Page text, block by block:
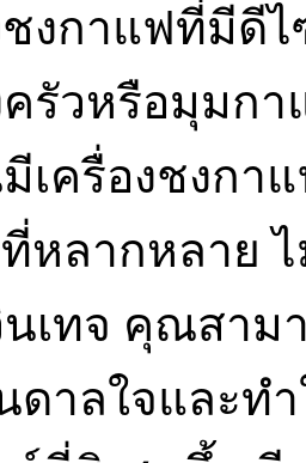
ชงกาแฟที่มีดี
รัวหรือมุมก
เครื่องชงกา
หลากหลาย
นเทจ คุณสา
ดาลใจและ